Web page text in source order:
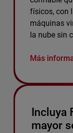
físicos, con
máquinas
la nube sin
Más
Incluya
mayor